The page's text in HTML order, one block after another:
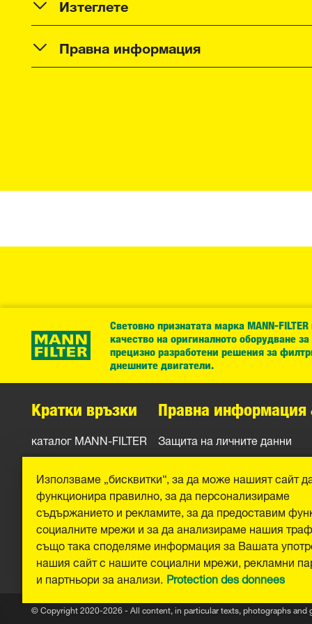
Правна информация
Световно признатата марка MANN-
качество на оригиналното оборудване
прецизно разработени решения за
днешните двигатели.
Кратки връзки
каталог MANN-FILTER
Правна информация
Защита на личните данни
Отпечатък
© Copyright 2020-2026 - All content, in particular texts, photographs and
Използваме „бисквитки“, за да може нашият сайт
функционира правилно, за да персонализираме
съдържанието и рекламите, за да предоставим
социалните мрежи и за да анализираме нашия
също така споделяме информация за Вашата
нашия сайт с нашите социални мрежи, рекламни
и партньори за анализи. Protection des donnees